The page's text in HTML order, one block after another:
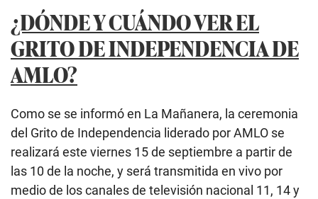
¿DÓNDE Y CUÁNDO VER EL
GRITO DE INDEPENDENCIA DE
AMLO?
Como se se informó en La Mañanera, la ceremonia
del Grito de Independencia liderado por AMLO se
realizará este viernes 15 de septiembre a partir de
las 10 de la noche, y será transmitida en vivo por
medio de los canales de televisión nacional 11, 14 y